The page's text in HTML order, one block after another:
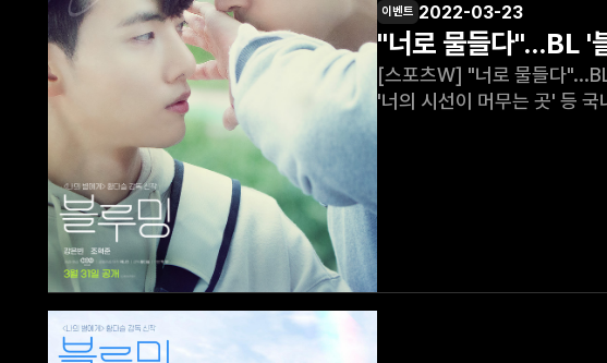
이벤트 2022-03-23
"너로 물들다"...BL '
[스포츠W] "너로 물들다"...BL '블루밍', 풋풋
'너의 시선이 머무는 곳' 등